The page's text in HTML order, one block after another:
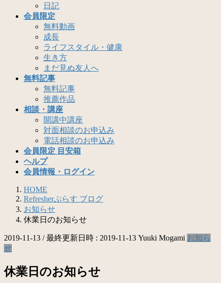
日記
会員限定
無料動画
成長
ライフスタイル・健康
生き方
まだ見ぬ友人へ
無料記事
無料記事
推薦作品
相談・講座
開講中講座
対面相談のお申込み
電話相談のお申込み
会員限定 目安箱
ヘルプ
会員情報・ログイン
HOME
Refresherぷらす ブログ
お知らせ
休業日のお知らせ
2019-11-13 / 最終更新日時 : 2019-11-13 Yuuki Mogami お知ら
せ
休業日のお知らせ